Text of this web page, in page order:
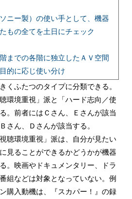
ニー製）の使い手として、機器
もの全てを土日にチェック
までの各階に独立したＡＶ空間
的に応じ使い分け
くふたつのタイプに分類できる。
環境重視」派と「ハード志向／使
。前者にはＣさん、Ｅさんが該当
さん、Ｄさんが該当する。
聴環境重視」派は、自分が見たい
見ることができるかどうかが機器
。映画やドキュメンタリー、ドラ
組などは対象となっていない。例
購入動機は、『スカパー！』の録